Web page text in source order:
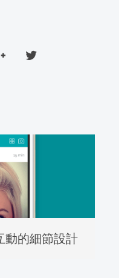
動的細節設計